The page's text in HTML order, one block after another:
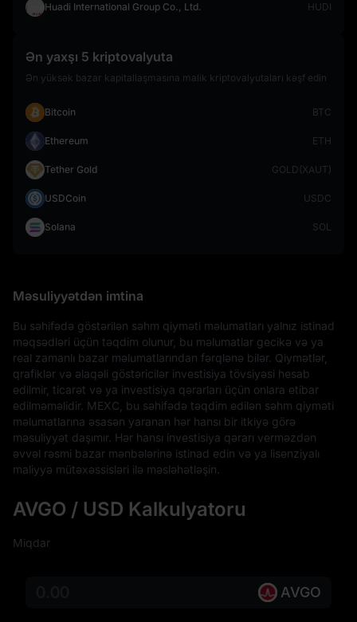
Huadi International Group Co., Ltd. HUDI
Ən yaxşı 5 kriptovalyuta
Ən yüksək bazar kapitallaşmasına malik kriptovalyutaları kəşf edin
Bitcoin BTC
Ethereum ETH
Tether Gold GOLD(XAUT)
USDCoin USDC
Solana SOL
Məsuliyyətdən imtina
Bu səhifədə göstərilən səhm qiyməti məlumatları yalnız istinad
məqsədləri üçün təqdim olunur, bu məlumatlar gecikə və ya
real zamanlı bazar məlumatlarından fərqlənə bilər. Qiymətlər,
qrafiklər və əlaqəli göstəricilər investisiya tövsiyəsi hesab
edilmir, ticarət və ya investisiya qərarları üçün onlara etibar
edilməməlidir. MEXC, bu səhifədə təqdim edilən səhm qiyməti
məlumatlarına əsasən yaranan hər hansı bir itkiyə görə
məsuliyyət daşımır. Hər hansı investisiya qərarı verməzdən
əvvəl rəsmi bazar mənbələrinə istinad edin və ya lisenziyalı
maliyyə mütəxəssisləri ilə məsləhətləşin.
AVGO / USD Kalkulyatoru
Miqdar
AVGO